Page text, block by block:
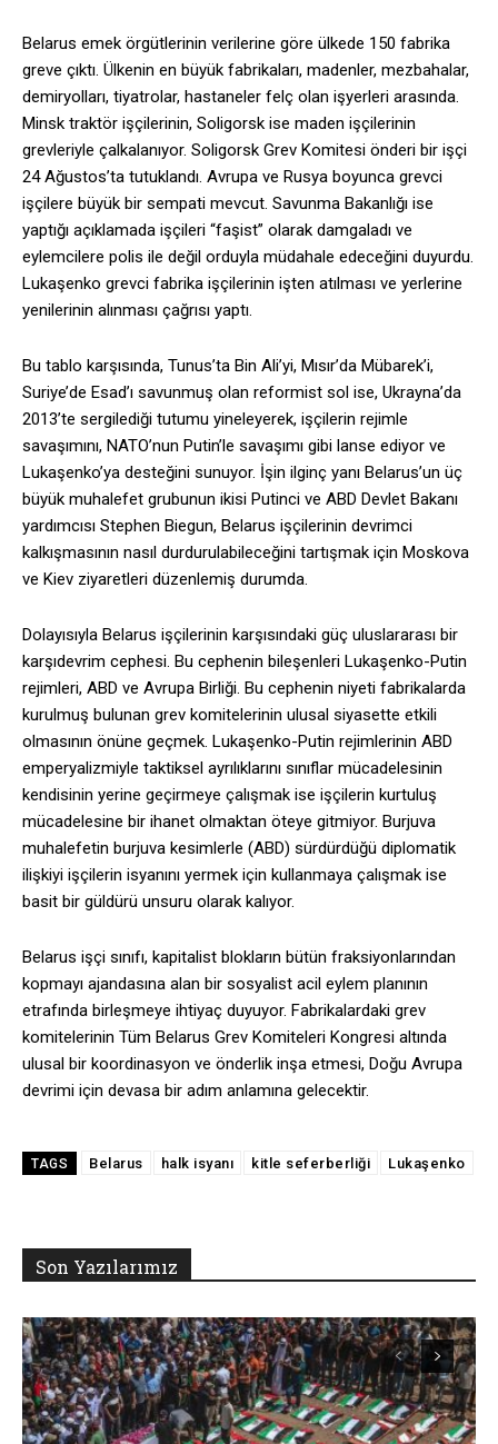
Belarus emek örgütlerinin verilerine göre ülkede 150 fabrika
greve çıktı. Ülkenin en büyük fabrikaları, madenler, mezbahalar,
demiryolları, tiyatrolar, hastaneler felç olan işyerleri arasında.
Minsk traktör işçilerinin, Soligorsk ise maden işçilerinin
grevleriyle çalkalanıyor. Soligorsk Grev Komitesi önderi bir işçi
24 Ağustos’ta tutuklandı. Avrupa ve Rusya boyunca grevci
işçilere büyük bir sempati mevcut. Savunma Bakanlığı ise
yaptığı açıklamada işçileri “faşist” olarak damgaladı ve
eylemcilere polis ile değil orduyla müdahale edeceğini duyurdu.
Lukaşenko grevci fabrika işçilerinin işten atılması ve yerlerine
yenilerinin alınması çağrısı yaptı.
Bu tablo karşısında, Tunus’ta Bin Ali’yi, Mısır’da Mübarek’i,
Suriye’de Esad’ı savunmuş olan reformist sol ise, Ukrayna’da
2013’te sergilediği tutumu yineleyerek, işçilerin rejimle
savaşımını, NATO’nun Putin’le savaşımı gibi lanse ediyor ve
Lukaşenko’ya desteğini sunuyor. İşin ilginç yanı Belarus’un üç
büyük muhalefet grubunun ikisi Putinci ve ABD Devlet Bakanı
yardımcısı Stephen Biegun, Belarus işçilerinin devrimci
kalkışmasının nasıl durdurulabileceğini tartışmak için Moskova
ve Kiev ziyaretleri düzenlemiş durumda.
Dolayısıyla Belarus işçilerinin karşısındaki güç uluslararası bir
karşıdevrim cephesi. Bu cephenin bileşenleri Lukaşenko-Putin
rejimleri, ABD ve Avrupa Birliği. Bu cephenin niyeti fabrikalarda
kurulmuş bulunan grev komitelerinin ulusal siyasette etkili
olmasının önüne geçmek. Lukaşenko-Putin rejimlerinin ABD
emperyalizmiyle taktiksel ayrılıklarını sınıflar mücadelesinin
kendisinin yerine geçirmeye çalışmak ise işçilerin kurtuluş
mücadelesine bir ihanet olmaktan öteye gitmiyor. Burjuva
muhalefetin burjuva kesimlerle (ABD) sürdürdüğü diplomatik
ilişkiyi işçilerin isyanını yermek için kullanmaya çalışmak ise
basit bir güldürü unsuru olarak kalıyor.
Belarus işçi sınıfı, kapitalist blokların bütün fraksiyonlarından
kopmayı ajandasına alan bir sosyalist acil eylem planının
etrafında birleşmeye ihtiyaç duyuyor. Fabrikalardaki grev
komitelerinin Tüm Belarus Grev Komiteleri Kongresi altında
ulusal bir koordinasyon ve önderlik inşa etmesi, Doğu Avrupa
devrimi için devasa bir adım anlamına gelecektir.
TAGS Belarus halk isyanı kitle seferberliği Lukaşenko
Son Yazılarımız